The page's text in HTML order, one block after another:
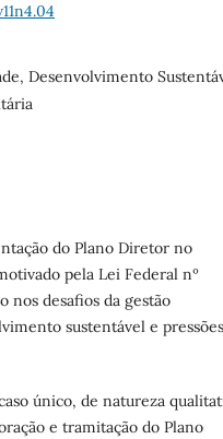
Desenvolvimento
do Plano Diretor no
pela Lei Federal nº
nos desafios da gestão
sustentável e pressões
único, de natureza
e tramitação do Plano